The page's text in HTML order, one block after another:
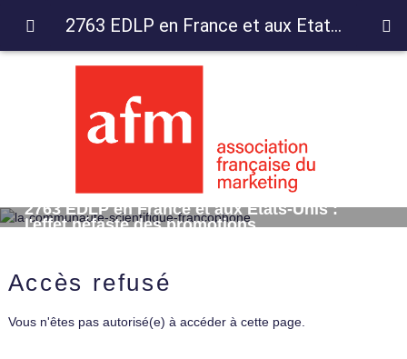
2763 EDLP en France et aux Etats-Unis :
l'effet néfaste des promotions
Accès refusé
Vous n'êtes pas autorisé(e) à accéder à cette page.
2763 EDLP en France et aux Etats-Unis : l'effet néfaste des promotions